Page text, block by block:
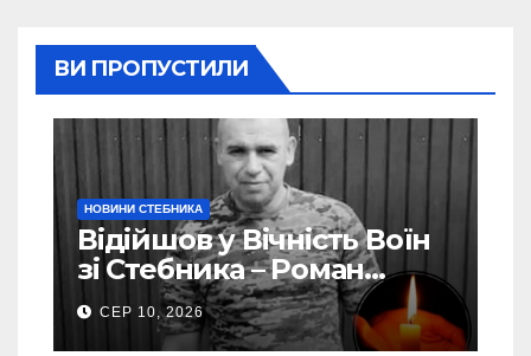
ВИ ПРОПУСТИЛИ
НОВИНИ СТЕБНИКА
Відійшов у Вічність Воїн
зі Стебника – Роман
Кучера
СЕР 10, 2026